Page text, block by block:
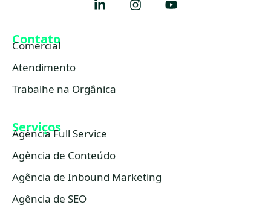
Contato
Comercial
Atendimento
Trabalhe na Orgânica
Serviços
Agência Full Service
Agência de Conteúdo
Agência de Inbound Marketing
Agência de SEO